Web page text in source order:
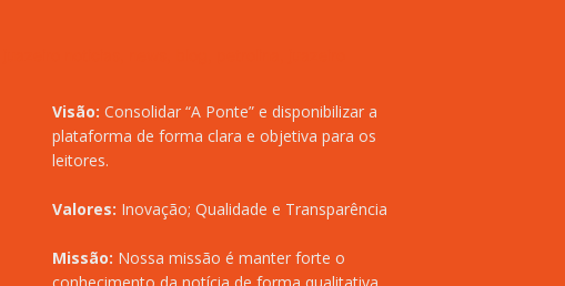
Visão: Consolidar “A Ponte” e disponibilizar a
plataforma de forma clara e objetiva para os
leitores.
Valores: Inovação; Qualidade e Transparência
Missão: Nossa missão é manter forte o